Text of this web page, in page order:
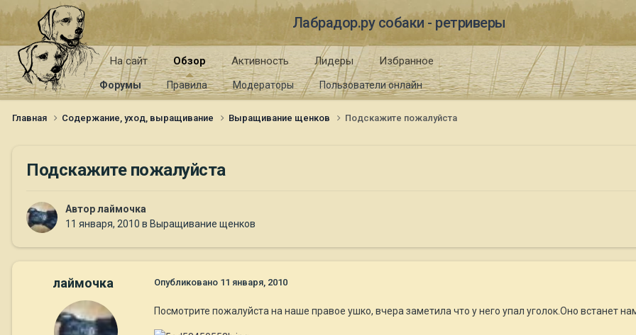
Лабрадор.ру собаки - ретриверы
На сайт Обзор
Форумы Правила Модераторы Пользователи онлайн
Активность Лидеры Избранное
Главная Содержание, уход, выращивание Выращивание щенков Подскажите пожалуйста
Подскажите пожалуйста
Авторлаймочка
11 января, 2010 в Выращивание щенков
лаймочка Опубликовано 11 января, 2010
Посмотрите пожалуйста на наше правое ушко, вчера заметила что у него упал уголок.Оно встанет